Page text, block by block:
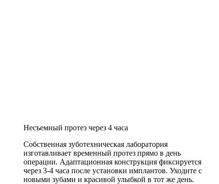
Несъемный протез через 4 часа
Собственная зуботехническая лаборатория
изготавливает временный протез прямо в день
операции. Адаптационная конструкция фиксируется
через 3-4 часа после установки имплантов. Уходите с
новыми зубами и красивой улыбкой в тот же день.